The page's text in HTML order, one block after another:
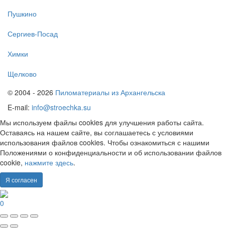
Пушкино
Сергиев-Посад
Химки
Щелково
© 2004 - 2026 Пиломатериалы из Архангельска
E-mail: info@stroechka.su
Мы используем файлы cookies для улучшения работы сайта.
Оставаясь на нашем сайте, вы соглашаетесь с условиями
использования файлов cookies. Чтобы ознакомиться с нашими
Положениями о конфиденциальности и об использовании файлов
cookie, нажмите здесь.
Я согласен
0